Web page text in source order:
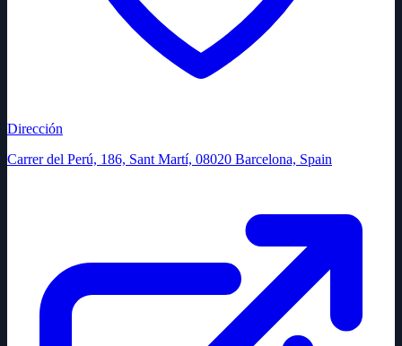
Dirección
Carrer del Perú, 186, Sant Martí, 08020 Barcelona, Spain